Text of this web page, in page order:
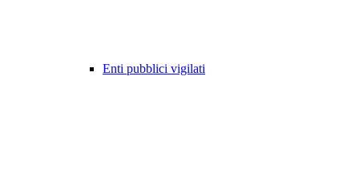
Enti pubblici vigilati